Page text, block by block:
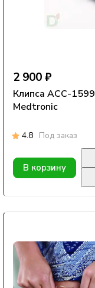
2 900 ₽
Клипса ACC-1599 для помпы
Medtronic
4.8 Под заказ
В корзину